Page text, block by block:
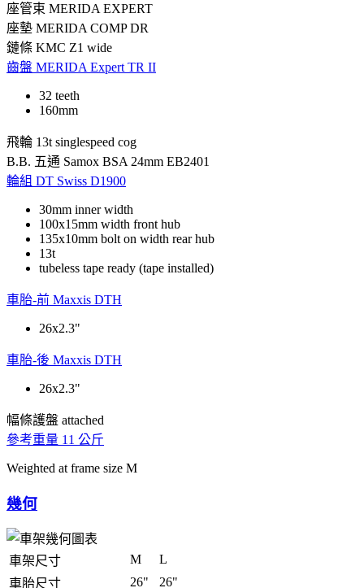
座管束 MERIDA EXPERT
座墊 MERIDA COMP DR
鏈條 KMC Z1 wide
齒盤 MERIDA Expert TR II
32 teeth
160mm
飛輪 13t singlespeed cog
B.B. 五通 Samox BSA 24mm EB2401
輪組 DT Swiss D1900
30mm inner width
100x15mm width front hub
135x10mm bolt on width rear hub
13t
tubeless tape ready (tape installed)
車胎-前 Maxxis DTH
26x2.3"
車胎-後 Maxxis DTH
26x2.3"
幅條護盤 attached
參考重量 11 公斤
Weighted at frame size M
幾何
車架尺寸 M
L
車胎尺寸
26"
26"